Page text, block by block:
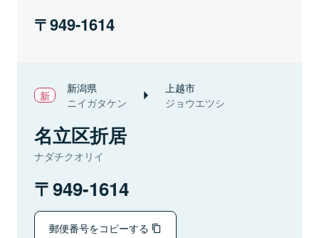
949-1614
新潟県
ニイガタケン
上越市
ジョウエツシ
名立区折居
ナダチクオリイ
949-1614
郵便番号をコピーする